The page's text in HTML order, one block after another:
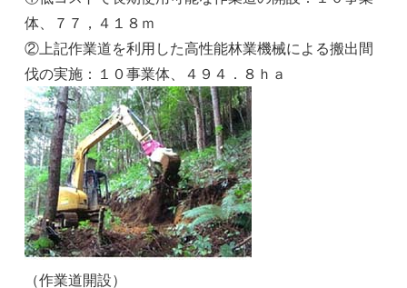
体、７７，４１８ｍ
②上記作業道を利用した高性能林業機械による搬出間
伐の実施：１０事業体、４９４．８ｈａ
（作業道開設）